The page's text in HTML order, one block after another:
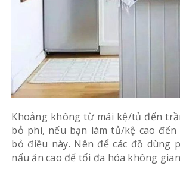
Khoảng không từ mái kệ/tủ đến
bỏ phí, nếu bạn làm tủ/kệ cao
bỏ điều này. Nên để các đồ dùng
nấu ăn cao để tối đa hóa không